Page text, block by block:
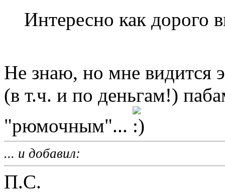
Интересно как дорого
Не знаю, но мне видится
(в т.ч. и по деньгам!)
"рюмочным"...
... и добавил:
П.С.